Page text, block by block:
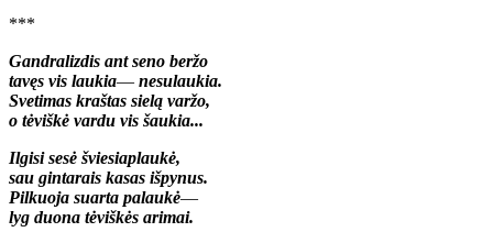
***
Gandralizdis ant seno beržo
tavęs vis laukia— nesulaukia.
Svetimas kraštas sielą varžo,
o tėviškė vardu vis šaukia...
Ilgisi sesė šviesiaplaukė,
sau gintarais kasas išpynus.
Pilkuoja suarta palaukė—
lyg duona tėviškės arimai.